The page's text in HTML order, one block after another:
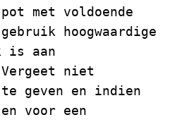
met voldoende
hoogwaardige
is aan
niet
geven en indien
voor een